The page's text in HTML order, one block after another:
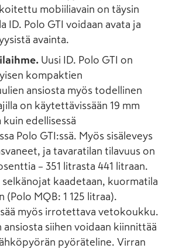
mobiiliavain on täysin
ID. Polo GTI voidaan avata ja
avainta.
Uusi ID. Polo GTI on
kompaktien
ansiosta myös todellinen
on käytettävissään 19 mm
kuin edellisessä
Polo GTI:ssä. Myös sisäleveys
ja tavaratilan tilavuus on
– 351 litrasta 441 litraan.
selkänojat kaadetaan, kuormatila
(Polo MQB: 1 125 litraa).
myös irrotettava vetokoukku.
ansiosta siihen voidaan kiinnittää
pyöräteline. Virran